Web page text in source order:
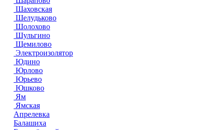
Шаховская
Шелудьково
Шолохово
Шульгино
Щемилово
Электроизолятор
Юдино
Юрлово
Юрьево
Юшково
Ям
Ямская
Апрелевка
Балашиха